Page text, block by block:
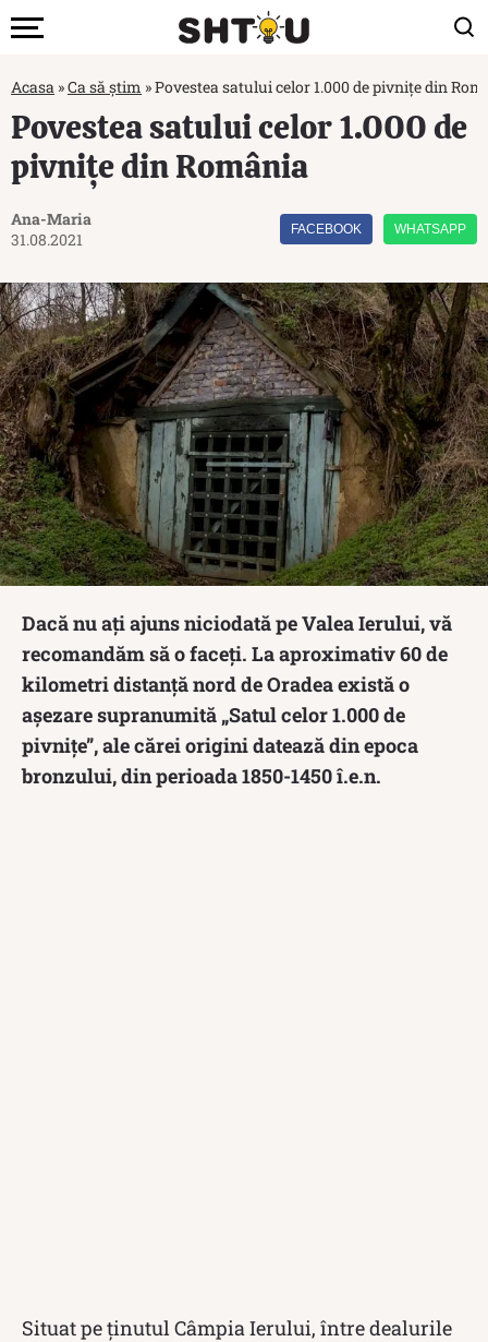
Acasa »Ca să știm »Povestea satului celor 1.000 de pivnițe din
Povestea satului celor 1.000 de
pivnițe din România
Ana-Maria
31.08.2021
FACEBOOK WHATSAPP
Dacă nu ați ajuns niciodată pe Valea Ierului, vă
recomandăm să o faceți. La aproximativ 60 de
kilometri distanță nord de Oradea există o
așezare supranumită „Satul celor 1.000 de
pivnițe”, ale cărei origini datează din epoca
bronzului, din perioada 1850-1450 î.e.n.
Situat pe ţinutul Câmpia Ierului, între dealurile